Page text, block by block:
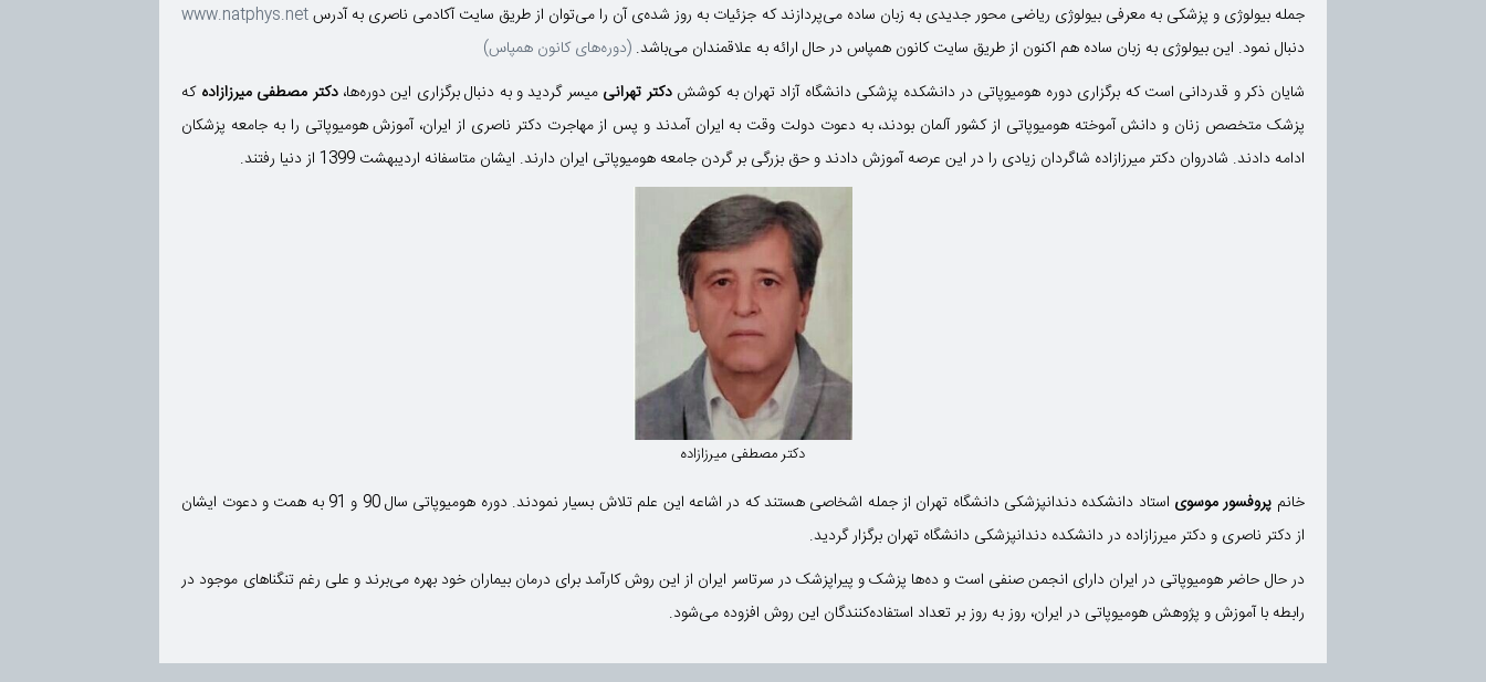
جمله بیولوژی و پزشکی به معرفی بیولوژی ریاضی محور جدیدی به زبان ساده می‌پردازند که جزئیات به روز شده‌ی آن را می‌توان از طریق سایت آکادمی ناصری به آدرسwww.natphys.net
دنبال نمود. این بیولوژی به زبان ساده هم اکنون از طریق سایت کانون همپاس در حال ارائه به علاقمندان می‌باشد.(دوره‌های کانون همپاس)
شایان ذکر و قدردانی است که برگزاری دوره هومیوپاتی در دانشکده پزشکی دانشگاه آزاد تهران به کوششدکتر تهرانی میسر گردید و به دنبال برگزاری این دوره‌ها،دکتر مصطفی میرزازاده که
پزشک متخصص زنان و دانش آموخته هومیوپاتی از کشور آلمان بودند، به دعوت دولت وقت به ایران آمدند و پس از مهاجرت دکتر ناصری از ایران، آموزش هومیوپاتی را به جامعه پزشکان
ادامه دادند. شادروان دکتر میرزازاده شاگردان زیادی را در این عرصه آموزش دادند و حق بزرگی بر گردن جامعه هومیوپاتی ایران دارند. ایشان متاسفانه اردیبهشت 1399 از دنیا رفتند.
دکتر مصطفی میرزازاده
خانم پروفسور موسوی
استاد دانشکده دندانپزشکی دانشگاه تهران از جمله اشخاصی هستند که در اشاعه این علم تلاش بسیار نمودند. دوره هومیوپاتی سال 90 و 91 به همت و دعوت ایشان
از دکتر ناصری و دکتر میرزازاده در دانشکده دندانپزشکی دانشگاه تهران برگزار گردید.
در حال حاضر هومیوپاتی در ایران دارای انجمن صنفی است و ده‌ها پزشک و پیراپزشک در سرتاسر ایران از این روش کارآمد برای درمان بیماران خود بهره می‌برند و علی رغم تنگناهای موجود در
رابطه با آموزش و پژوهش هومیوپاتی در ایران، روز به روز بر تعداد استفاده‌کنندگان این روش افزوده می‌شود.